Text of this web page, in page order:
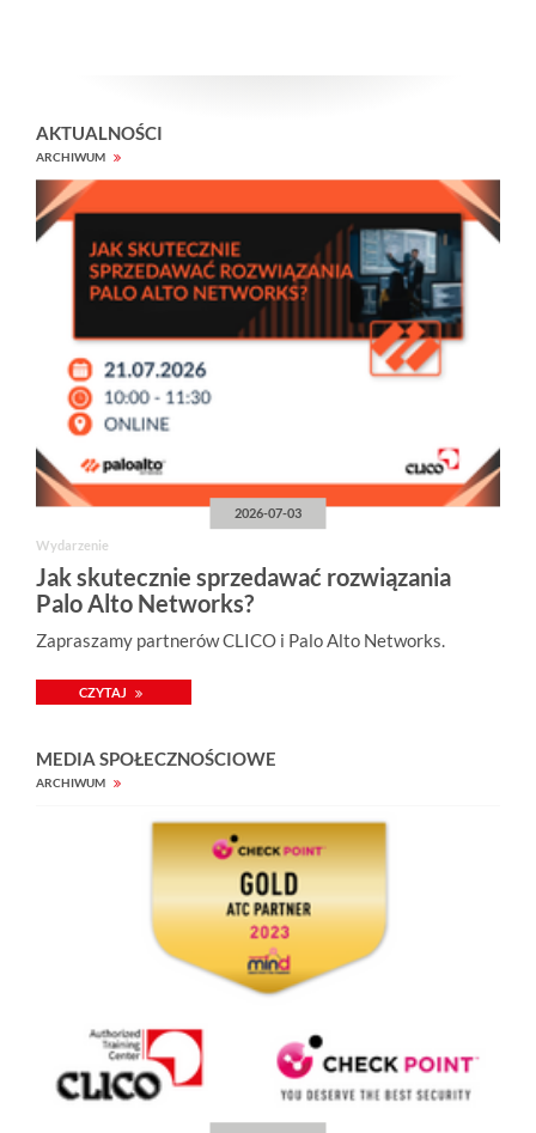
AKTUALNOŚCI
ARCHIWUM
2026-07-03
Wydarzenie
Jak skutecznie sprzedawać rozwiązania
Palo Alto Networks?
Zapraszamy partnerów CLICO i Palo Alto Networks.
CZYTAJ
MEDIA SPOŁECZNOŚCIOWE
ARCHIWUM